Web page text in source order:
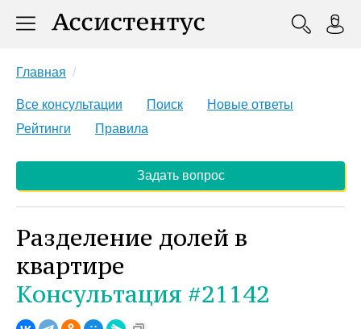
Главная
Все консультации Поиск
Новые ответы
Рейтинги
Правила
Задать вопрос
Разделение долей в
квартире
Консультация #21142